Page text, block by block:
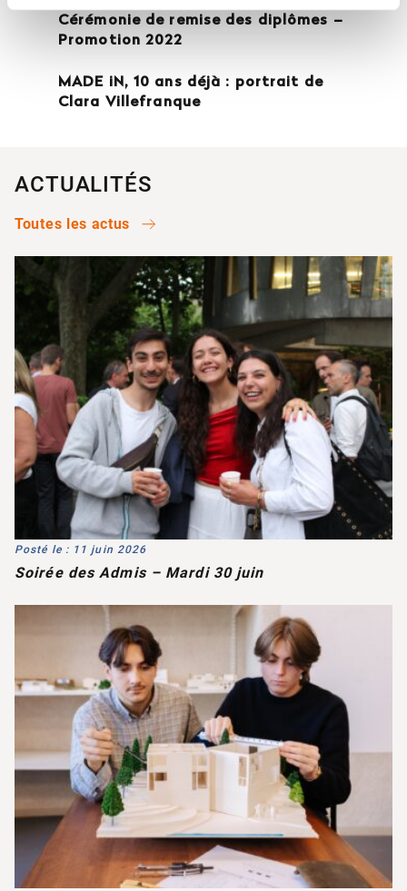
Cérémonie de remise des diplômes –
Promotion 2022
MADE iN, 10 ans déjà : portrait de
Clara Villefranque
ACTUALITÉS
Toutes les actus
Posté le : 11 juin 2026
Soirée des Admis – Mardi 30 juin